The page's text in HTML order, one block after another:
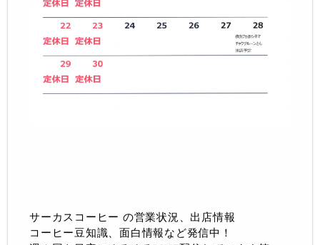
サーカスコーヒー の営業状況、出店情報
コーヒー豆知識、面白情報など発信中！